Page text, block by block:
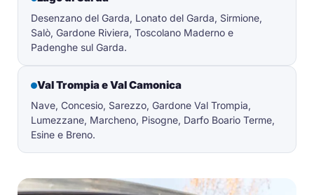
Desenzano del Garda, Lonato del Garda, Sirmione,
Salò, Gardone Riviera, Toscolano Maderno e
Padenghe sul Garda.
Val Trompia e Val Camonica
Nave, Concesio, Sarezzo, Gardone Val Trompia,
Lumezzane, Marcheno, Pisogne, Darfo Boario Terme,
Esine e Breno.